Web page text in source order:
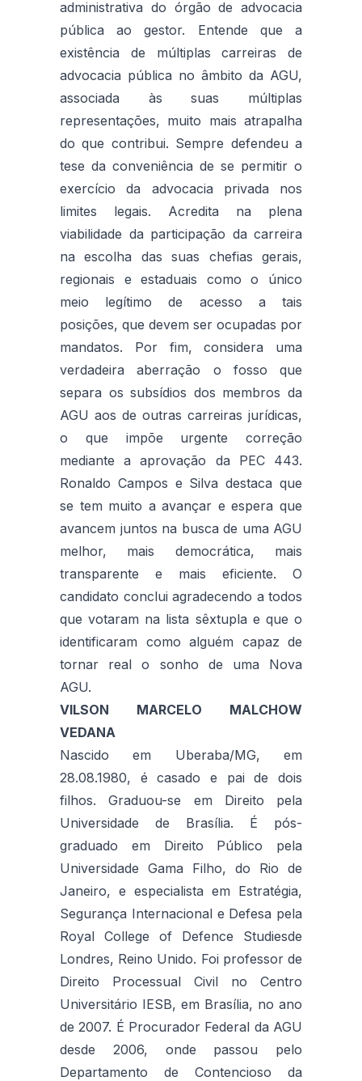
administrativa do órgão de advocacia
pública ao gestor. Entende que a
existência de múltiplas carreiras de
advocacia pública no âmbito da AGU,
associada às suas múltiplas
representações, muito mais atrapalha
do que contribui. Sempre defendeu a
tese da conveniência de se permitir o
exercício da advocacia privada nos
limites legais. Acredita na plena
viabilidade da participação da carreira
na escolha das suas chefias gerais,
regionais e estaduais como o único
meio legítimo de acesso a tais
posições, que devem ser ocupadas por
mandatos. Por fim, considera uma
verdadeira aberração o fosso que
separa os subsídios dos membros da
AGU aos de outras carreiras jurídicas,
o que impõe urgente correção
mediante a aprovação da PEC 443.
Ronaldo Campos e Silva destaca que
se tem muito a avançar e espera que
avancem juntos na busca de uma AGU
melhor, mais democrática, mais
transparente e mais eficiente. O
candidato conclui agradecendo a todos
que votaram na lista sêxtupla e que o
identificaram como alguém capaz de
tornar real o sonho de uma Nova
AGU.
VILSON MARCELO MALCHOW
VEDANA
Nascido em Uberaba/MG, em
28.08.1980, é casado e pai de dois
filhos. Graduou-se em Direito pela
Universidade de Brasília. É pós-
graduado em Direito Público pela
Universidade Gama Filho, do Rio de
Janeiro, e especialista em Estratégia,
Segurança Internacional e Defesa pela
Royal College of Defence Studiesde
Londres, Reino Unido. Foi professor de
Direito Processual Civil no Centro
Universitário IESB, em Brasília, no ano
de 2007. É Procurador Federal da AGU
desde 2006, onde passou pelo
Departamento de Contencioso da